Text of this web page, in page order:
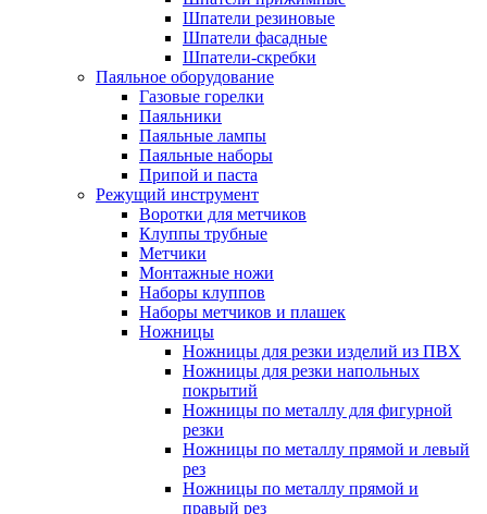
Шпатели резиновые
Шпатели фасадные
Шпатели-скребки
Паяльное оборудование
Газовые горелки
Паяльники
Паяльные лампы
Паяльные наборы
Припой и паста
Режущий инструмент
Воротки для метчиков
Клуппы трубные
Метчики
Монтажные ножи
Наборы клуппов
Наборы метчиков и плашек
Ножницы
Ножницы для резки изделий из ПВХ
Ножницы для резки напольных
покрытий
Ножницы по металлу для фигурной
резки
Ножницы по металлу прямой и левый
рез
Ножницы по металлу прямой и
правый рез